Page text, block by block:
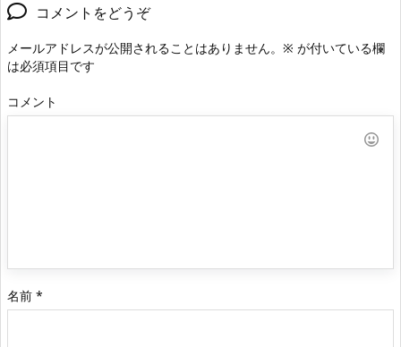
コメントをどうぞ
メールアドレスが公開されることはありません。 ※ が付いている欄
は必須項目です
コメント
名前 *